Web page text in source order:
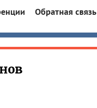
Обратная связь